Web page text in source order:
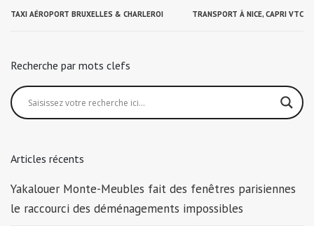
TAXI AÉROPORT BRUXELLES & CHARLEROI
TRANSPORT À NICE, CAPRI VTC
Recherche par mots clefs
Articles récents
Yakalouer Monte-Meubles fait des fenêtres parisiennes
le raccourci des déménagements impossibles